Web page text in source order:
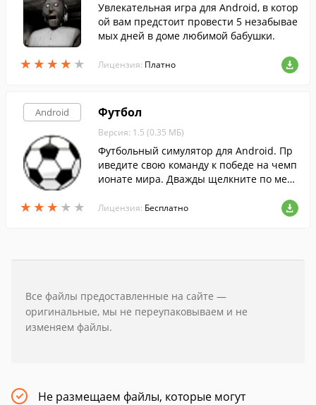
★ ★ ★ ★ ★
★ ★ ★ ★ ★
Увлекательная игра для Android, в котор
ой вам предстоит провести 5 незабывае
мых дней в доме любимой бабушки.
Лицензия: Платно
Android
★ ★ ★ ★ ★
★ ★ ★ ★ ★
Футбол
Версия: 1.5 (0.35 МБ)
Футбольный симулятор для Android. Пр
иведите свою команду к победе на чемп
ионате мира. Дважды щелкните по мест
Лицензия: Бесплатно
Все файлы предоставленные на сайте —
оригинальные, мы не переупаковываем и не
изменяем файлы.
Не размещаем файлы, которые могут